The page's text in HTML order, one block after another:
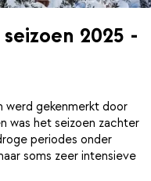
2025 -
werd gekenmerkt door
was het seizoen zachter
periodes onder
soms zeer intensieve